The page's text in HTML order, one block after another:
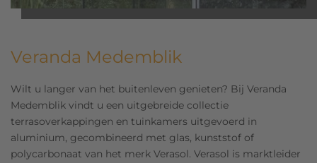
Veranda Medemblik
Wilt u langer van het buitenleven genieten? Bij Veranda
Medemblik vindt u een uitgebreide collectie
terrasoverkappingen en tuinkamers uitgevoerd in
aluminium, gecombineerd met glas, kunststof of
polycarbonaat van het merk Verasol. Verasol is marktleider